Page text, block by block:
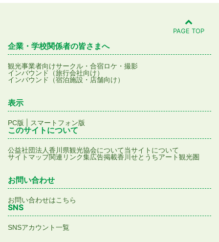
PAGE TOP
企業・学校関係者の皆さまへ
観光事業者向けサークル・合宿ロケ・撮影
インバウンド（旅行会社向け）
インバウンド（宿泊施設・店舗向け）
表示
PC版 スマートフォン版
このサイトについて
公益社団法人香川県観光協会について当サイトについて
サイトマップ関連リンク集広告掲載香川せとうちアート観光圏
お問い合わせ
お問い合わせはこちら
SNS
SNSアカウント一覧